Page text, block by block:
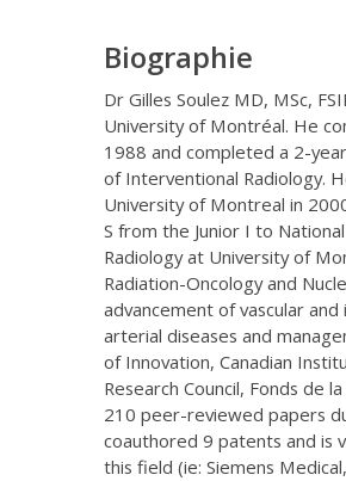
Biographie
Dr Gilles Soulez MD, MSc,
University of Montréal. He
1988 and completed a 2-
of Interventional Radiology.
University of Montreal in
S from the Junior I to
Radiology at University of
Radiation-Oncology and
advancement of vascular
arterial diseases and
of Innovation, Canadian
Research Council, Fonds de
210 peer-reviewed papers
coauthored 9 patents and is
this field (ie: Siemens